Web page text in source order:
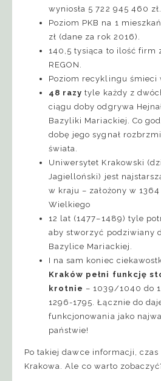
wyniosła 5 722 945 460 zł.
Poziom PKB na 1
zł (dane za rok 2016).
140,5 tysiąca to ilość firm
REGON.
Poziom recyklingu śmieci
48 razy tyle każdy z
ciągu doby odgrywa
Bazyliki Mariackiej. Co
dobę jego sygnał
świata.
Uniwersytet Krakowski
Jagielloński) jest
w kraju – założony w 1364
Wielkiego
12 lat (1477–1489) tyle
aby stworzyć podziwiany
Bazylice Mariackiej.
I na sam koniec
Kraków pełni funkcję
krotnie – 1039/1040 do
1296-1795. Łącznie do
funkcjonowania jako
państwie!
Po takiej dawce informacji,
Krakowa. Ale co warto